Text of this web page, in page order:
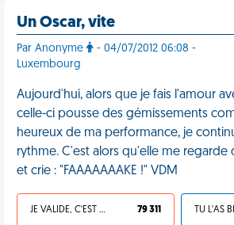
Un Oscar, vite
Par Anonyme
- 04/07/2012 06:08 -
Luxembourg
Aujourd'hui, alors que je fais l'amour
celle-ci pousse des gémissements
heureux de ma performance, je
rythme. C'est alors qu'elle me regarde
et crie : "FAAAAAAAKE !" VDM
JE VALIDE, C'EST UNE VDM 79 311